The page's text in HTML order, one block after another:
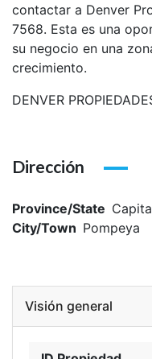
contactar a Denver
7568. Esta es una
su negocio en una
crecimiento.
DENVER
Dirección
Province/State
City/Town Pompeya
Visión general